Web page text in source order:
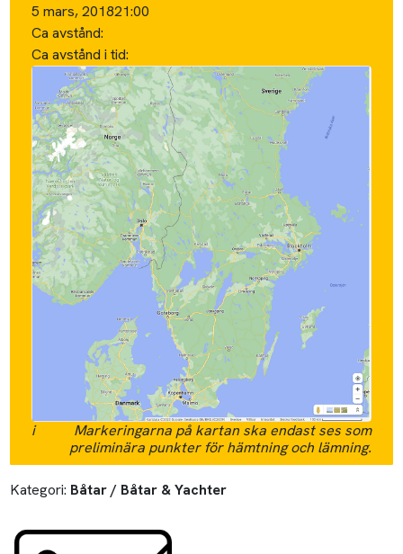
5 mars, 201821:00
Ca avstånd:
Ca avstånd i tid:
i
Markeringarna på kartan ska endast ses som
preliminära punkter för hämtning och lämning.
Kategori: Båtar / Båtar & Yachter